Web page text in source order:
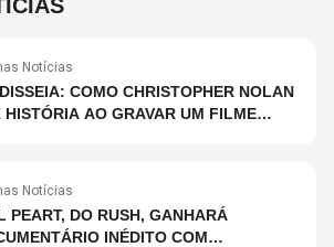
Notícias
COMO CHRISTOPHER NOLAN
HISTÓRIA AO GRAVAR UM FILME
Notícias
PEART, DO RUSH, GANHARÁ
INÉDITO COM